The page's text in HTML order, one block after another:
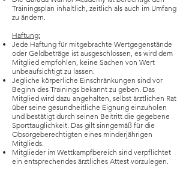
Trainingsplan inhaltlich, zeitlich als auch im Umfang
zu ändern.
Haftung:
Jede Haftung für mitgebrachte Wertgegenstände
oder Geldbeträge ist ausgeschlossen, es wird dem
Mitglied empfohlen, keine Sachen von Wert
unbeaufsichtigt zu lassen.
Jegliche körperliche Einschränkungen sind vor
Beginn des Trainings bekannt zu geben. Das
Mitglied wird dazu angehalten, selbst ärztlichen Rat
über seine gesundheitliche Eignung einzuholen
und bestätigt durch seinen Beitritt die gegebene
Sporttauglichkeit. Das gilt sinngemäß für die
Obsorgeberechtigten eines minderjährigen
Mitglieds.
Mitglieder im Wettkampfbereich sind verpflichtet
ein entsprechendes ärztliches Attest vorzulegen.